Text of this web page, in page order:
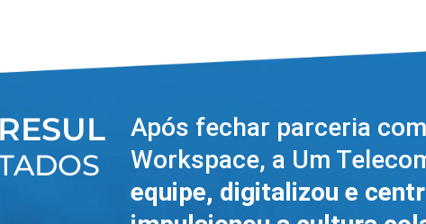
Após fechar parceria
Workspace, a Um
equipe, digitalizou e